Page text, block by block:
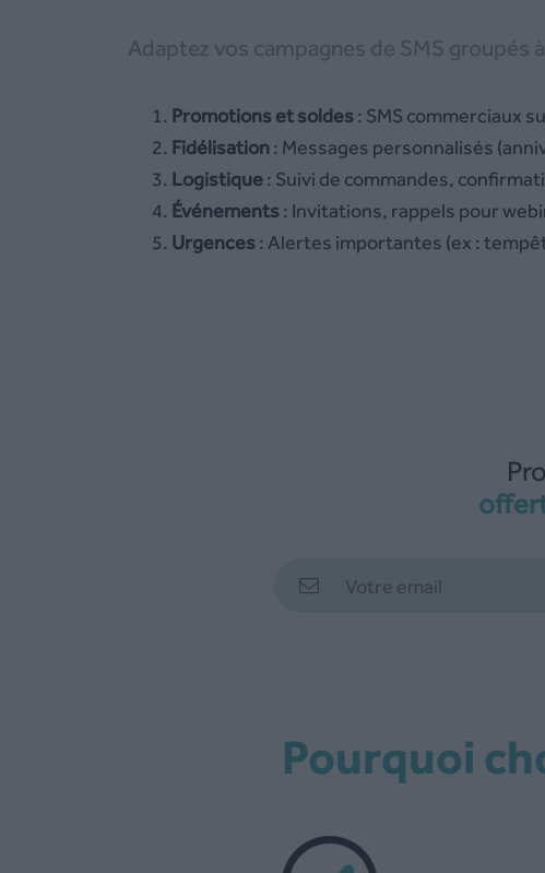
Adaptez vos campagnes de SMS groupés
Promotions et soldes: SMS commerciaux
Fidélisation: Messages personnalisés
Logistique: Suivi de commandes,
Événements: Invitations, rappels pour
Urgences: Alertes importantes (ex :
Pourquoi